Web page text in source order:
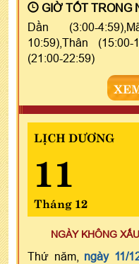
GIỜ TỐT TRONG
Dần (3:00-
10:59),Thân (15:00-
(21:00-22:59)
LỊCH DƯƠNG
11
Tháng 12
NGÀY KHÔNG
Thứ năm, ngày 11/